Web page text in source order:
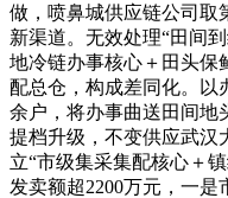
做，喷鼻城供应链公司取
新渠道。无效处理“田间
地冷链办事核心＋田头保
配总仓，构成差同化。以
余户，将办事曲送田间地
提档升级，不变供应武汉
立“市级集采集配核心＋
发卖额超2200万元，一是